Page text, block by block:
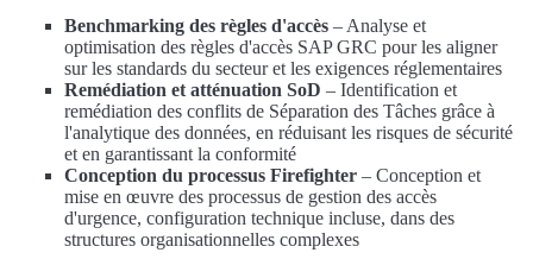
Benchmarking des règles d'accès– Analyse et
optimisation des règles d'accès SAP GRC pour les aligner
sur les standards du secteur et les exigences réglementaires
Remédiation et atténuation SoD – Identification et
remédiation des conflits de Séparation des Tâches grâce à
l'analytique des données, en réduisant les risques de sécurité
et en garantissant la conformité
Conception du processus Firefighter– Conception et
mise en œuvre des processus de gestion des accès
d'urgence, configuration technique incluse, dans des
structures organisationnelles complexes